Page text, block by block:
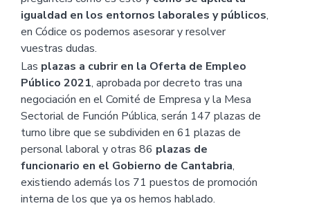
igualdad en los entornos laborales y públicos,
en Códice os podemos asesorar y resolver
vuestras dudas.
Las plazas a cubrir en la Oferta de Empleo
Público 2021, aprobada por decreto tras una
negociación en el Comité de Empresa y la Mesa
Sectorial de Función Pública, serán 147 plazas de
turno libre que se subdividen en 61 plazas de
personal laboral y otras 86 plazas de
funcionario en el Gobierno de Cantabria,
existiendo además los 71 puestos de promoción
interna de los que ya os hemos hablado.